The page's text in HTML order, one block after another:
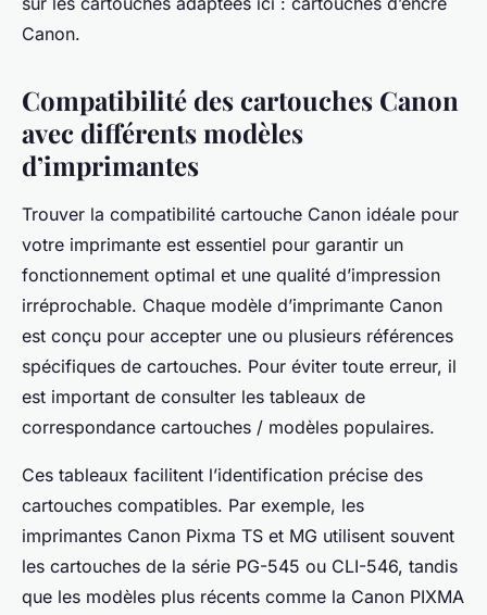
Canon.
Compatibilité des cartouches Canon
avec différents modèles
d’imprimantes
Trouver la compatibilité cartouche Canon idéale pour
votre imprimante est essentiel pour garantir un
fonctionnement optimal et une qualité d’impression
irréprochable. Chaque modèle d’imprimante Canon
est conçu pour accepter une ou plusieurs références
spécifiques de cartouches. Pour éviter toute erreur, il
est important de consulter les tableaux de
correspondance cartouches / modèles populaires.
Ces tableaux facilitent l’identification précise des
cartouches compatibles. Par exemple, les
imprimantes Canon Pixma TS et MG utilisent souvent
les cartouches de la série PG-545 ou CLI-546, tandis
que les modèles plus récents comme la Canon PIXMA